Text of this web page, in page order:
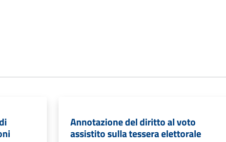
Annotazione del diritto al voto
assistito sulla tessera elettorale